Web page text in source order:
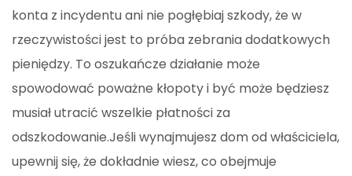
konta z incydentu ani nie pogłębiaj szkody, że w
rzeczywistości jest to próba zebrania dodatkowych
pieniędzy. To oszukańcze działanie może
spowodować poważne kłopoty i być może będziesz
musiał utracić wszelkie płatności za
odszkodowanie.Jeśli wynajmujesz dom od właściciela,
upewnij się, że dokładnie wiesz, co obejmuje